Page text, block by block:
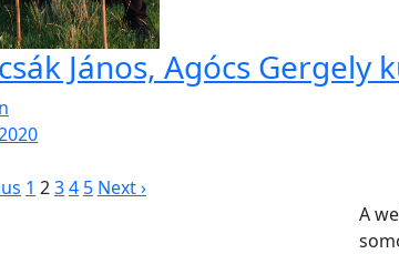
János, Agócs Gergely
1 234 5 Next ›
A